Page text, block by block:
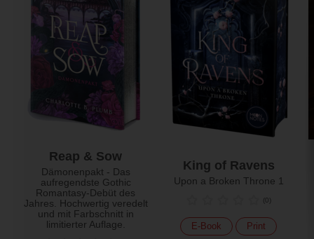
Reap & Sow
Dämonenpakt - Das
aufregendste Gothic
Romantasy-Debüt des
Jahres. Hochwertig veredelt
und mit Farbschnitt in
limitierter Auflage.
King of Ravens
Upon a Broken Throne 1
(0)
E-Book Print